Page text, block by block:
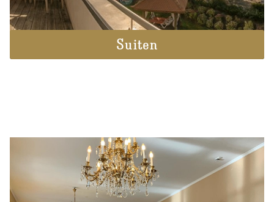
Lage & Anreise
Angebote
Feiern & Tagen
Suiten